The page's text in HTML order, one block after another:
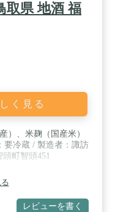
取県 地酒 福
く見る
）、米麹（国産米）
要冷蔵 / 製造者：諏訪
町智頭451
レビューを書く